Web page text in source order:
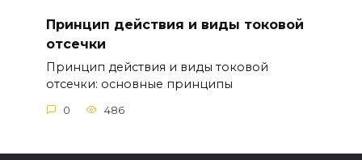
Принцип действия и виды токовой
отсечки
Принцип действия и виды токовой
отсечки: основные принципы
0 486